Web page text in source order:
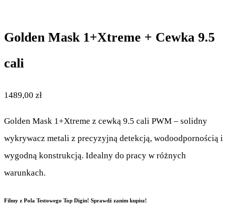
Golden Mask 1+Xtreme + Cewka 9.5
cali
1489,00 zł
Golden Mask 1+Xtreme z cewką 9.5 cali PWM – solidny
wykrywacz metali z precyzyjną detekcją, wodoodpornością i
wygodną konstrukcją. Idealny do pracy w różnych
warunkach.
Filmy z Pola Testowego Top Digin! Sprawdź zanim kupisz!